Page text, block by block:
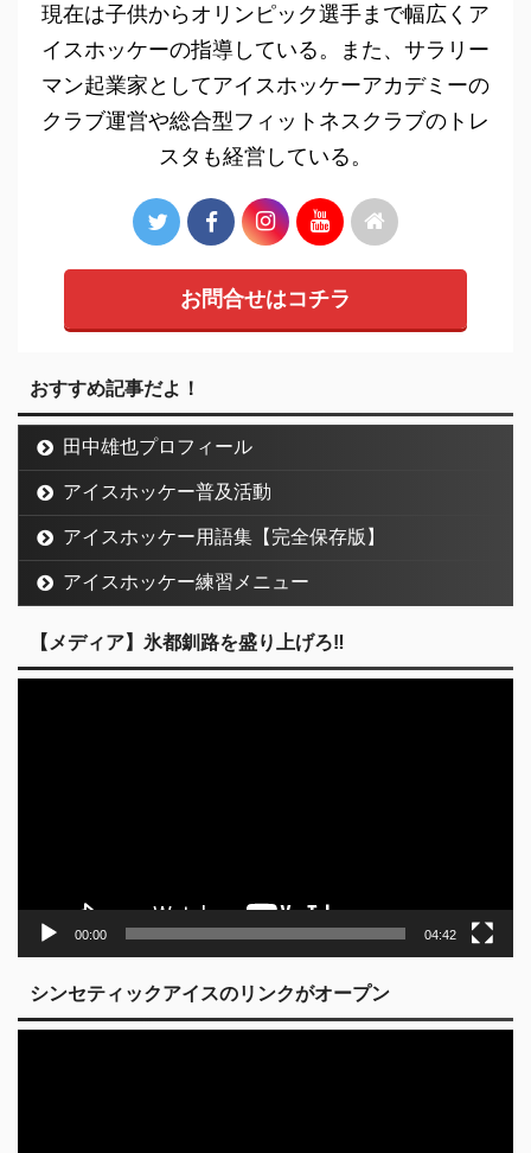
現在は子供からオリンピック選手まで幅広くア
イスホッケーの指導している。また、サラリー
マン起業家としてアイスホッケーアカデミーの
クラブ運営や総合型フィットネスクラブのトレ
スタも経営している。
お問合せはコチラ
おすすめ記事だよ！
田中雄也プロフィール
アイスホッケー普及活動
アイスホッケー用語集【完全保存版】
アイスホッケー練習メニュー
【メディア】氷都釧路を盛り上げろ‼︎
00:00 04:42
シンセティックアイスのリンクがオープン